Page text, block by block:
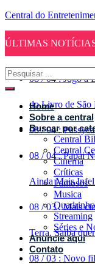
Central do
ÚLTIMAS
08 / 04 : Jogo a
do Livro de São
08 / 04 :
08 / 04 : Papai
Ainda Mais
08 / 03 : Mais
Terra. Saiba
08 / 03 : Novo
Home
Sobre a central
Buscar por
Central
Central
Cinema
Críticas
Famosos
Musica
Streaming
Séries e
Anuncie aqui
Contato